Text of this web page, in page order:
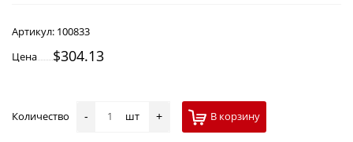
Артикул: 100833
Цена
$304.13
Количество - шт + В корзину